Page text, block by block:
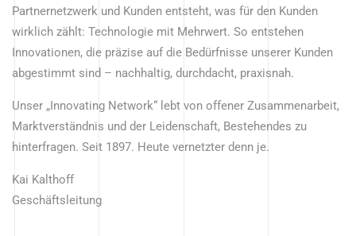
Partnernetzwerk und Kunden entsteht, was für den Kunden
wirklich zählt: Technologie mit Mehrwert. So entstehen
Innovationen, die präzise auf die Bedürfnisse unserer Kunden
abgestimmt sind – nachhaltig, durchdacht, praxisnah.
Unser „Innovating Network“ lebt von offener Zusammenarbeit,
Marktverständnis und der Leidenschaft, Bestehendes zu
hinterfragen. Seit 1897. Heute vernetzter denn je.
Kai Kalthoff
Geschäftsleitung